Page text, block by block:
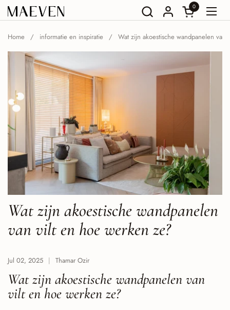
Ga naar content 0
Home / informatie en inspiratie / Wat zijn akoestische wandpanelen
Wat zijn akoestische wandpanelen
van vilt en hoe werken ze?
Jul 02, 2025 Thamar Ozir
Wat zijn akoestische wandpanelen van
vilt en hoe werken ze?